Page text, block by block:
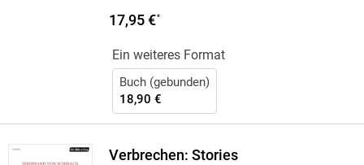
17,95 €*
Ein weiteres Format
Buch (gebunden)
18,90 €
Verbrechen: Stories